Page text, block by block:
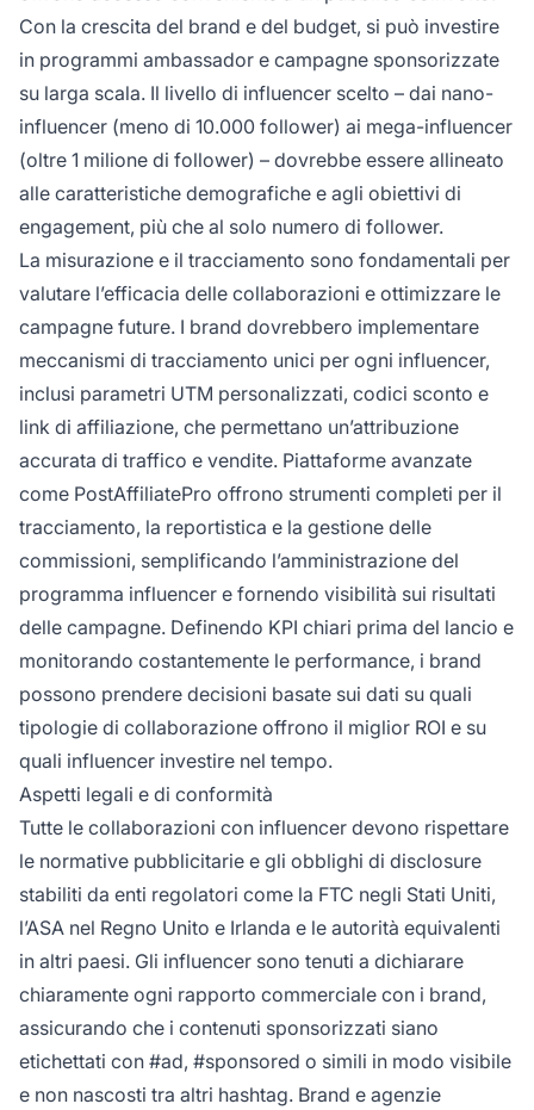
Con la crescita del brand e del budget, si può investire
in programmi ambassador e campagne sponsorizzate
su larga scala. Il livello di influencer scelto – dai nano-
influencer (meno di 10.000 follower) ai mega-influencer
(oltre 1 milione di follower) – dovrebbe essere allineato
alle caratteristiche demografiche e agli obiettivi di
engagement, più che al solo numero di follower.
La misurazione e il tracciamento sono fondamentali per
valutare l’efficacia delle collaborazioni e ottimizzare le
campagne future. I brand dovrebbero implementare
meccanismi di tracciamento unici per ogni influencer,
inclusi parametri UTM personalizzati, codici sconto e
link di affiliazione, che permettano un’attribuzione
accurata di traffico e vendite. Piattaforme avanzate
come PostAffiliatePro offrono strumenti completi per il
tracciamento, la reportistica e la gestione delle
commissioni, semplificando l’amministrazione del
programma influencer e fornendo visibilità sui risultati
delle campagne. Definendo KPI chiari prima del lancio e
monitorando costantemente le performance, i brand
possono prendere decisioni basate sui dati su quali
tipologie di collaborazione offrono il miglior ROI e su
quali influencer investire nel tempo.
Aspetti legali e di conformità
Tutte le collaborazioni con influencer devono rispettare
le normative pubblicitarie e gli obblighi di disclosure
stabiliti da enti regolatori come la FTC negli Stati Uniti,
l’ASA nel Regno Unito e Irlanda e le autorità equivalenti
in altri paesi. Gli influencer sono tenuti a dichiarare
chiaramente ogni rapporto commerciale con i brand,
assicurando che i contenuti sponsorizzati siano
etichettati con #ad, #sponsored o simili in modo visibile
e non nascosti tra altri hashtag. Brand e agenzie